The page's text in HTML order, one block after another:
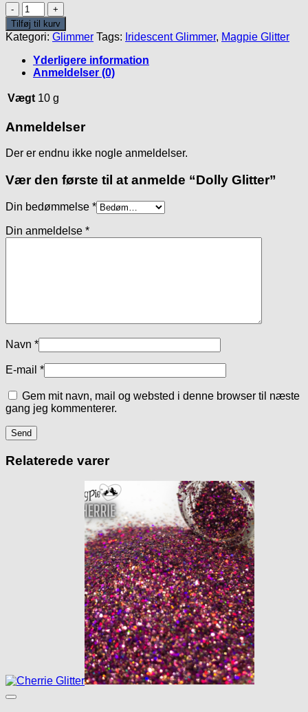
Dolly
Glitter
antal
Tilføj til kurv
Kategori: Glimmer Tags: Iridescent Glimmer, Magpie Glitter
Yderligere information
Anmeldelser (0)
Vægt 10 g
Anmeldelser
Der er endnu ikke nogle anmeldelser.
Vær den første til at anmelde “Dolly Glitter”
Din bedømmelse *
Din anmeldelse *
Navn *
E-mail *
Gem mit navn, mail og websted i denne browser til næste
gang jeg kommenterer.
Relaterede varer